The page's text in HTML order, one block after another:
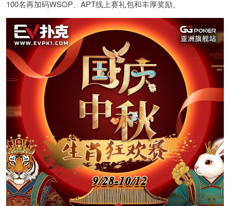
100名再加码WSOP APT线上赛礼包和丰厚奖励。